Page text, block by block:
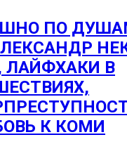
ПО
ЛАЙФХАКИ В
К КОМИ